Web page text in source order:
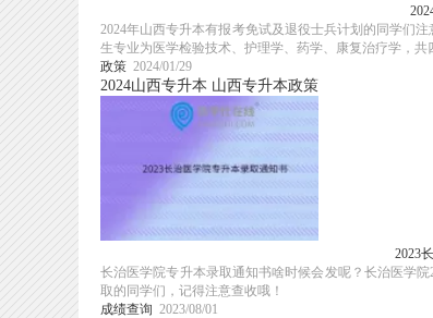
2024年山西专升本有报考免试及退役士兵计划的同学们
生专业为医学检验技术、护理学、药学、康复治疗学，共
政策 2024/01/29
2024山西专升本 山西专升本政策
2023
长治医学院专升本录取通知书啥时候会发呢？长治医学
取的同学们，记得注意查收哦！
成绩查询 2023/08/01